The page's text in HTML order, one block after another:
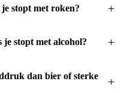
stopt met roken?
stopt met alcohol?
dan bier of sterke